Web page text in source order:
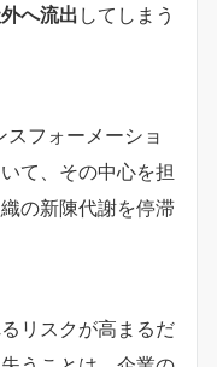
へ流出 してしまう
フォーメーショ
て、その中心を担
の新陳代謝を停滞
リスクが高まるだ